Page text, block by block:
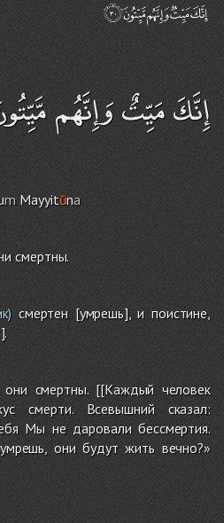
إِنَّكَ مَيِّتٌ وَإِنَّهُم
m Mayyitūna
смертны.
смертен [умрешь], и поистине,
они смертны. [[Каждый человек
смерти. Всевышний сказал:
Мы не даровали бессмертия.
они будут жить вечно?»